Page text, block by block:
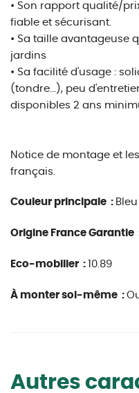
• Son rapport qualité/
fiable et sécurisant.
• Sa taille avantageuse
jardins
• Sa facilité d'usage :
(tondre...), peu
disponibles 2 ans
Notice de montage et
français.
Couleur principale : Bleu
Origine France Garantie
Eco-mobilier : 10.89
À monter soi-même :
Autres